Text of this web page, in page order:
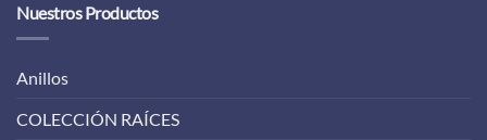
Nuestros Productos
Anillos
COLECCIÓN RAÍCES